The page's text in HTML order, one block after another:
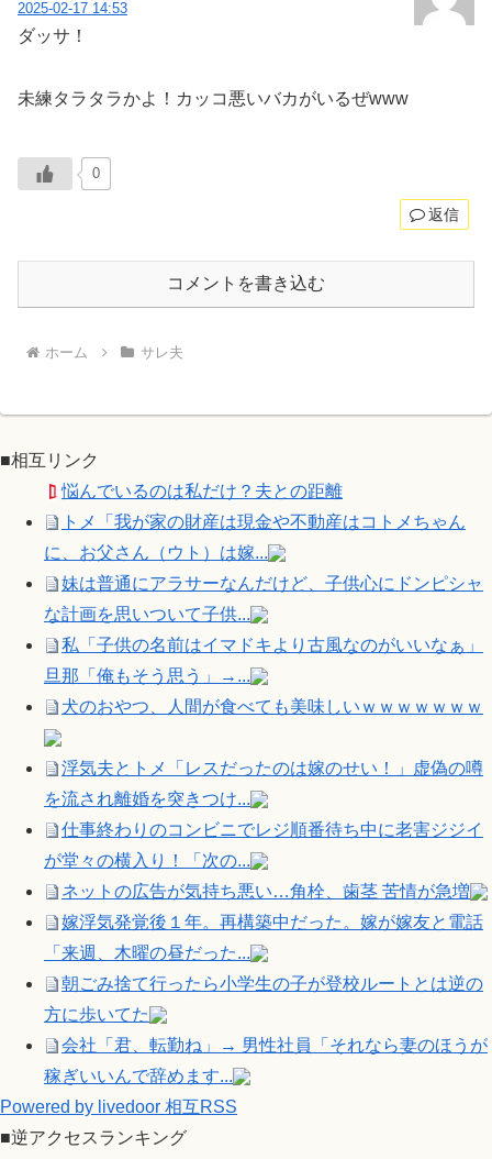
2025-02-17 14:53
ダッサ！
未練タラタラかよ！カッコ悪いバカがいるぜwww
0
返信
コメントを書き込む
ホーム サレ夫
■相互リンク
悩んでいるのは私だけ？夫との距離
トメ「我が家の財産は現金や不動産はコトメちゃん
に、お父さん（ウト）は嫁...
妹は普通にアラサーなんだけど、子供心にドンピシャ
な計画を思いついて子供...
私「子供の名前はイマドキより古風なのがいいなぁ」
旦那「俺もそう思う」→...
犬のおやつ、人間が食べても美味しいｗｗｗｗｗｗｗ
浮気夫とトメ「レスだったのは嫁のせい！」虚偽の噂
を流され離婚を突きつけ...
仕事終わりのコンビニでレジ順番待ち中に老害ジジイ
が堂々の横入り！「次の...
ネットの広告が気持ち悪い…角栓、歯茎 苦情が急増
嫁浮気発覚後１年。再構築中だった。嫁が嫁友と電話
「来週、木曜の昼だった...
朝ごみ捨て行ったら小学生の子が登校ルートとは逆の
方に歩いてた
会社「君、転勤ね」→ 男性社員「それなら妻のほうが
稼ぎいいんで辞めます...
Powered by livedoor 相互RSS
■逆アクセスランキング